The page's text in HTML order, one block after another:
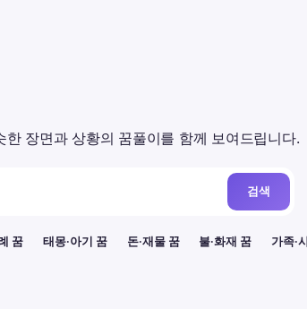
장면과 상황의 꿈풀이를 함께 보여드립니다.
검색
꿈 태몽·아기 꿈 돈·재물 꿈 불·화재 꿈 가족·